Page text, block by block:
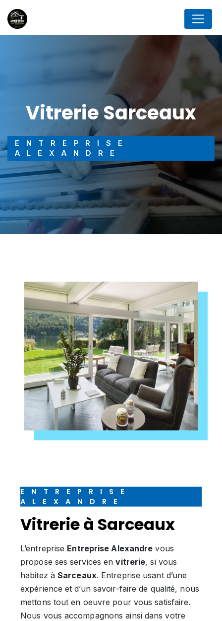
vitrerie Sarceaux
ENTREPRISE
ALEXANDRE
ENTREPRISE
ALEXANDRE
vitrerie à Sarceaux
L’entreprise Entreprise Alexandre vous
propose ses services envitrerie, si vous
habitez à Sarceaux. Entreprise usant d’une
expérience et d’un savoir-faire de qualité, nous
mettons tout en oeuvre pour vous satisfaire.
Nous vous accompagnons ainsi dans votre